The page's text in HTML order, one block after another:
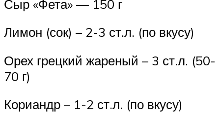
Сыр «Фета» — 150 г
Лимон (сок) – 2-3 ст.л. (по вкусу)
Орех грецкий жареный – 3 ст.л. (50-
70 г)
Кориандр – 1-2 ст.л. (по вкусу)